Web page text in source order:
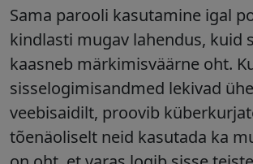
Sama parooli kasutamine igal
kindlasti mugav lahendus, kuid
kaasneb märkimisväärne oht.
sisselogimisandmed lekivad
veebisaidilt, proovib
tõenäoliselt neid kasutada ka